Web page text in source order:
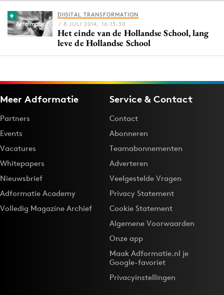
Menu
Adverteren
Events
Opleidingen
Vacatures
Academy
Partners
Topics
DIGITAL TRANSFORMATION
/ 8 JULI 2014, 16:13:30
Het einde van de Hollandse School, lang
leve de Hollandse School
Meer Adformatie
Partners
Events
Vacatures
Whitepapers
Nieuwsbrief
Adformatie Academy
Volledig Magazine Archief
Service & Contact
Contact
Abonneren
Teamabonnementen
Adverteren
Veelgestelde Vragen
Privacy Statement
Cookie Statement
Algemene Voorwaarden
Onze app
Maak Adformatie.nl je
Google-favoriet
Privacyinstellingen